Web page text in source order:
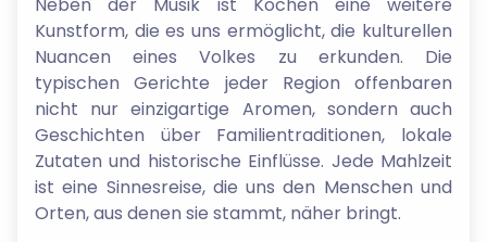
Kunstform, die es uns ermöglicht, die kulturellen
Nuancen eines Volkes zu erkunden. Die
typischen Gerichte jeder Region offenbaren
nicht nur einzigartige Aromen, sondern auch
Geschichten über Familientraditionen, lokale
Zutaten und historische Einflüsse. Jede Mahlzeit
ist eine Sinnesreise, die uns den Menschen und
Orten, aus denen sie stammt, näher bringt.